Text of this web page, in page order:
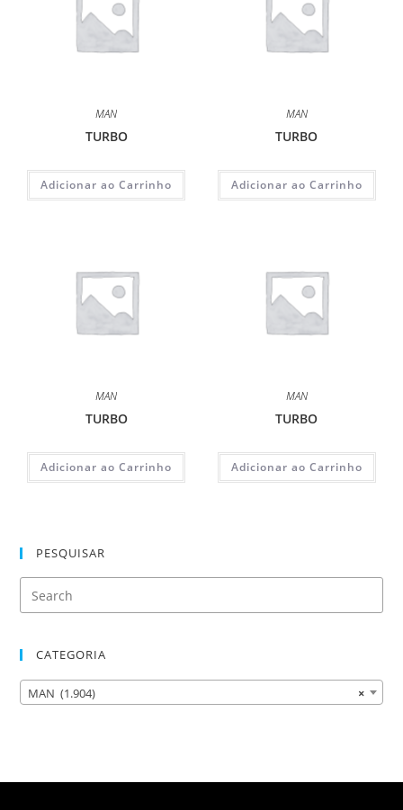
MAN
TURBO
Adicionar ao Carrinho
MAN
TURBO
Adicionar ao Carrinho
MAN
TURBO
Adicionar ao Carrinho
MAN
TURBO
Adicionar ao Carrinho
PESQUISAR
CATEGORIA
×
MAN (1.904)